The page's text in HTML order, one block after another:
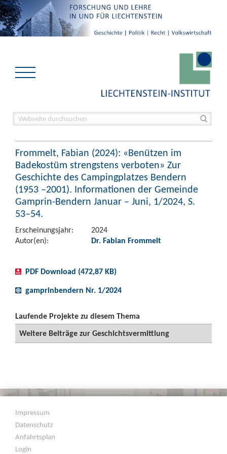
Frommelt, Fabian (2024): «Benützen im
Badekostüm strengstens verboten» Zur
Geschichte des Campingplatzes Bendern
(1953 –2001). Informationen der Gemeinde
Gamprin-Bendern Januar – Juni, 1/2024, S.
53–54.
Erscheinungsjahr:
2024
Autor(en):
Dr. Fabian Frommelt
PDF Download (472,87 KB)
gamprinbendern Nr. 1/2024
Laufende Projekte zu diesem Thema
Weitere Beiträge zur Geschichtsvermittlung
Impressum
Datenschutz
Anfahrtsplan
Login